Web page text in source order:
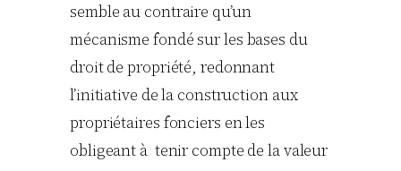
semble au contraire qu’un
mécanisme fondé sur les bases du
droit de propriété, redonnant
l’initiative de la construction aux
propriétaires fonciers en les
obligeant à tenir compte de la valeur